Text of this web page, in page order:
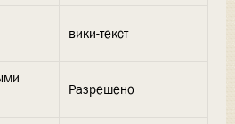
вики-текст
Разрешено